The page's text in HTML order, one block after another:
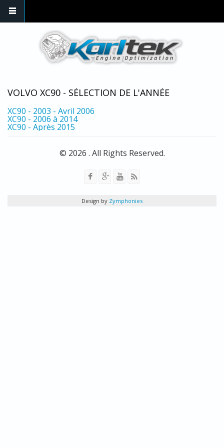
VOLVO XC90 - SÉLECTION DE L'ANNÉE
XC90 - 2003 - Avril 2006
XC90 - 2006 à 2014
XC90 - Après 2015
© 2026 . All Rights Reserved.
Design by Zymphonies